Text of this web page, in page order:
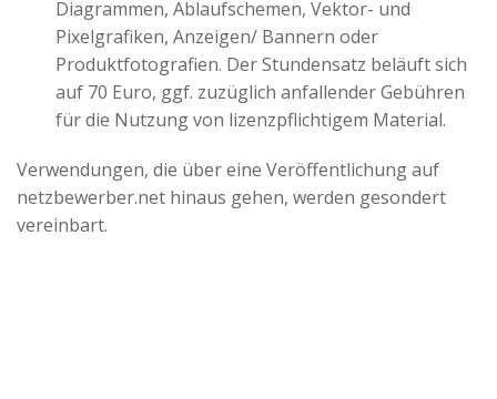
Diagrammen, Ablaufschemen, Vektor- und
Pixelgrafiken, Anzeigen/ Bannern oder
Produktfotografien. Der Stundensatz beläuft sich
auf 70 Euro, ggf. zuzüglich anfallender Gebühren
für die Nutzung von lizenzpflichtigem Material.
Verwendungen, die über eine Veröffentlichung auf
netzbewerber.net hinaus gehen, werden gesondert
vereinbart.